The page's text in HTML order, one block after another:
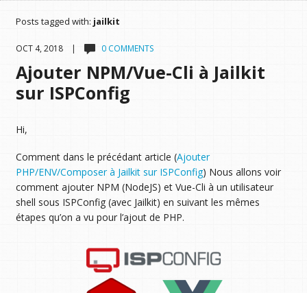
Posts tagged with: jailkit
OCT 4, 2018 | 0 COMMENTS
Ajouter NPM/Vue-Cli à Jailkit
sur ISPConfig
Hi,
Comment dans le précédant article (Ajouter
PHP/ENV/Composer à Jailkit sur ISPConfig) Nous allons voir
comment ajouter NPM (NodeJS) et Vue-Cli à un utilisateur
shell sous ISPConfig (avec Jailkit) en suivant les mêmes
étapes qu’on a vu pour l’ajout de PHP.